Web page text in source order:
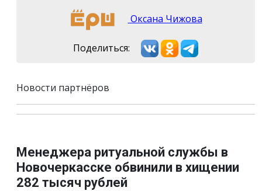
Оксана Чижова
Поделиться:
Новости партнёров
Менеджера ритуальной службы в
Новочеркасске обвинили в хищении
282 тысяч рублей